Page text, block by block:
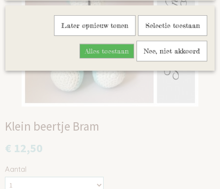
Klein beertje Bram
€ 12,50
Aantal
Later opnieuw tonen Selectie toestaan
Alles toestaan Nee, niet akkoord